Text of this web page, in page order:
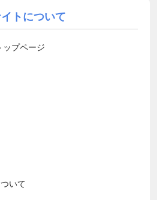
トについて
ップページ
いて